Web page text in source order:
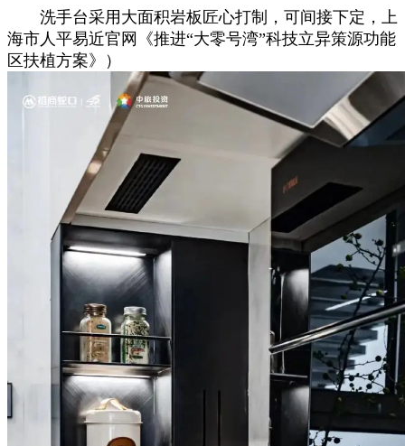
洗手台采用大面积岩板匠心打制，可间接下定，上
海市人平易近官网《推进“大零号湾”科技立异策源功能
区扶植方案》）